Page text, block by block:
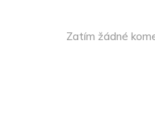
Zatím žádné